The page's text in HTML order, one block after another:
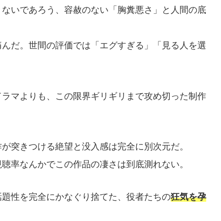
いであろう、容赦のない「胸糞悪さ」と人間の底
だ。世間の評価では「エグすぎる」「見る人を選
マよりも、この限界ギリギリまで攻め切った制作
突きつける絶望と没入感は完全に別次元だ。
率なんかでこの作品の凄さは到底測れない。
性を完全にかなぐり捨てた、役者たちの狂気を孕